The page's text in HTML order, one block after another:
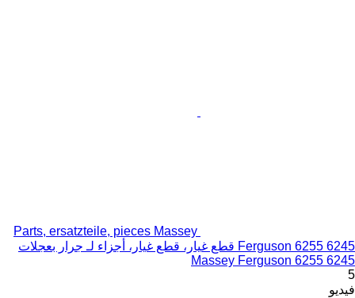
Parts, ersatzteile, pieces Massey
Ferguson 6255 6245 قطع غيار، قطع غيار، أجزاء لـ جرار بعجلات
Massey Ferguson 6255 6245
5
فيديو